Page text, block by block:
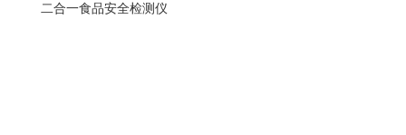
二合一食品安全检测仪